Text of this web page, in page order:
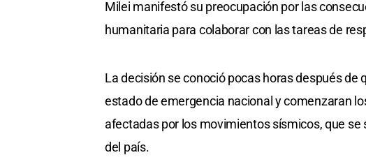
Milei manifestó su preocupación por las
humanitaria para colaborar con las tareas de
La decisión se conoció pocas horas después de
estado de emergencia nacional y comenzaran
afectadas por los movimientos sísmicos, que
del país.